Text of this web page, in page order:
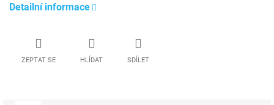
Detailní informace
ZEPTAT SE HLÍDAT SDÍLET